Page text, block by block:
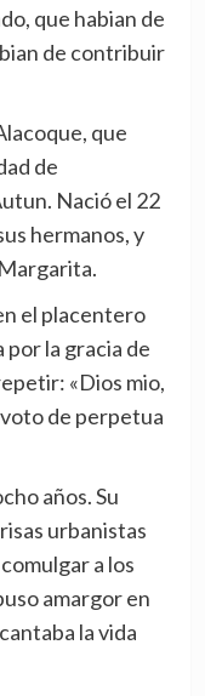
que habian de
de contribuir
que
de
Nació el 22
hermanos, y
el placentero
por la gracia de
«Dios mio,
de perpetua
años. Su
urbanistas
a los
amargor en
la vida